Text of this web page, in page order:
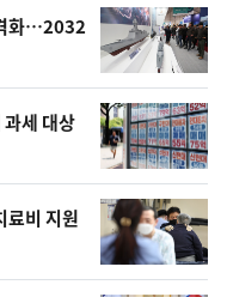
화…2032
세 대상
료비 지원